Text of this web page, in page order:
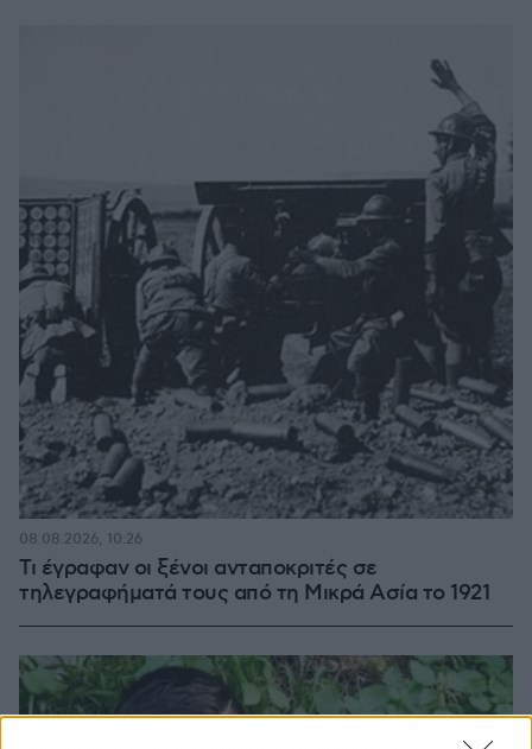
Τι έγραφαν οι ξένοι ανταποκριτές σε
τηλεγραφήματά τους από τη Μικρά Ασία το 1921
08.08.2026, 10:26